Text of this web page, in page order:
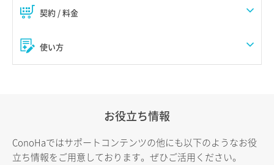
契約 / 料金
使い方
お役立ち情報
ConoHaではサポートコンテンツの他にも以下のようなお役
立ち情報をご用意しております。ぜひご活用ください。